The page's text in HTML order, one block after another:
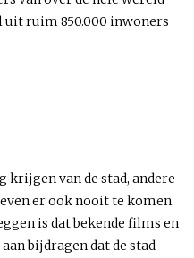
uit ruim 850.000 inwoners
krijgen van de stad, andere
er ook nooit te komen.
is dat bekende films en
bijdragen dat de stad